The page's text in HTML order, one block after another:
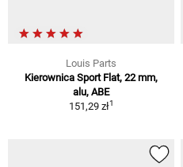
Louis Parts
Kierownica Sport Flat, 22 mm,
alu, ABE
151,29 zł1